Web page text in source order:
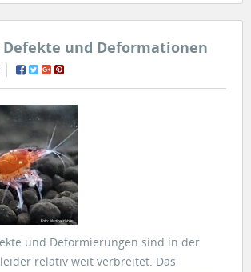
Defekte und Deformationen
und Deformierungen sind in der
relativ weit verbreitet. Das